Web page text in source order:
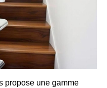
propose une gamme